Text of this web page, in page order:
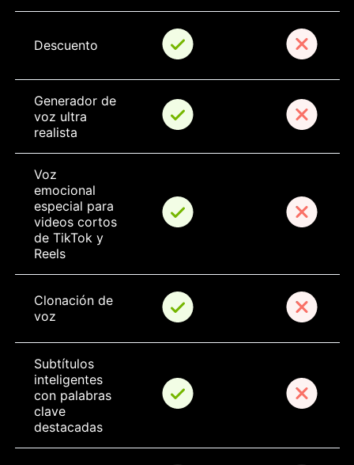
Descuento
Generador de
voz ultra
realista
Voz
emocional
especial para
videos cortos
de TikTok y
Reels
Clonación de
voz
Subtítulos
inteligentes
con palabras
clave
destacadas